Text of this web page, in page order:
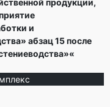
продукции,
и
абзац 15 после
«